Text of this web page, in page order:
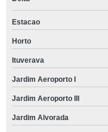
Estacao
Horto
Ituverava
Jardim Aeroporto I
Jardim Aeroporto III
Jardim Alvorada